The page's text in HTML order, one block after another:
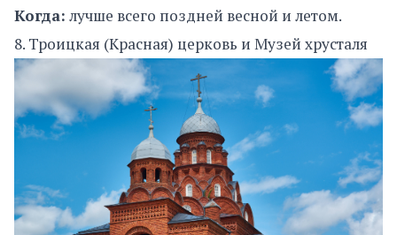
Когда: лучше всего поздней весной и летом.
8. Троицкая (Красная) церковь и Музей хрусталя